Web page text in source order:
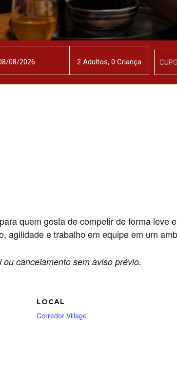
quem gosta de competir de forma leve
agilidade e trabalho em equipe em um
cancelamento sem aviso prévio.
LOCAL
Corredor Village
2Adultos, 0 Criança